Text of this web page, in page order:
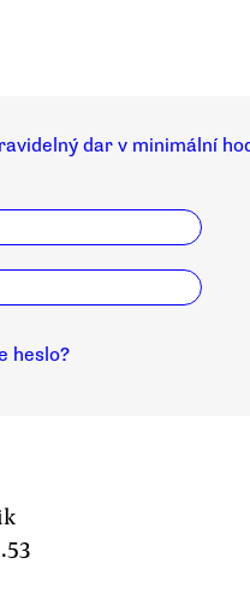
dar v minimální
heslo?